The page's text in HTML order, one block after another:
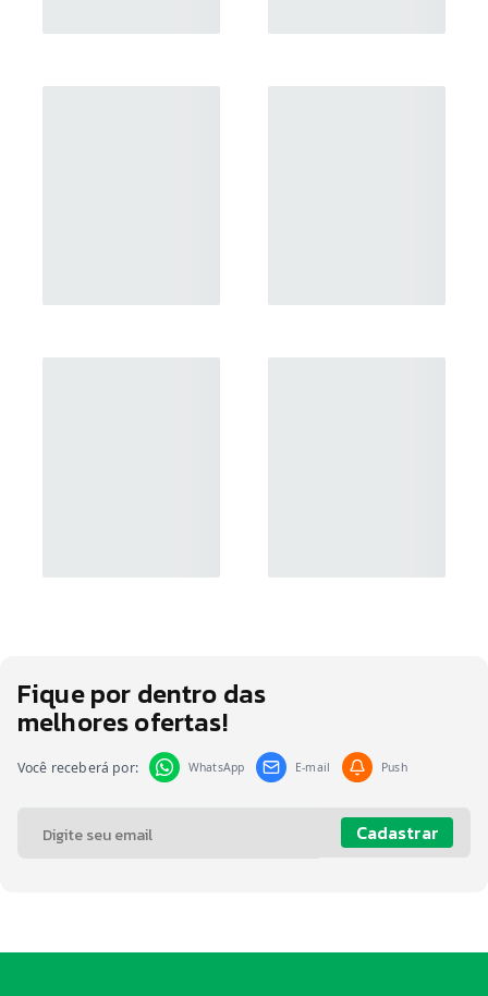
Fique por dentro das
melhores ofertas!
Você receberá por: WhatsApp E-mail Push
Cadastrar